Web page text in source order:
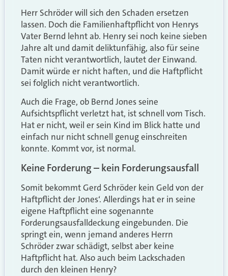
Herr Schröder will sich den Schaden ersetzen
lassen. Doch die Familienhaftpflicht von Henrys
Vater Bernd lehnt ab. Henry sei noch keine sieben
Jahre alt und damit deliktunfähig, also für seine
Taten nicht verantwortlich, lautet der Einwand.
Damit würde er nicht haften, und die Haftpflicht
sei folglich nicht verantwortlich.
Auch die Frage, ob Bernd Jones seine
Aufsichtspflicht verletzt hat, ist schnell vom Tisch.
Hat er nicht, weil er sein Kind im Blick hatte und
einfach nur nicht schnell genug einschreiten
konnte. Kommt vor, ist normal.
Keine Forderung – kein Forderungsausfall
Somit bekommt Gerd Schröder kein Geld von der
Haftpflicht der Jones‘. Allerdings hat er in seine
eigene Haftpflicht eine sogenannte
Forderungsausfalldeckung eingebunden. Die
springt ein, wenn jemand anderes Herrn
Schröder zwar schädigt, selbst aber keine
Haftpflicht hat. Also auch beim Lackschaden
durch den kleinen Henry?